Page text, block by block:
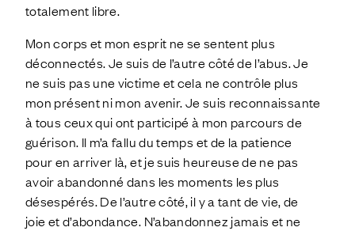
totalement libre.
Mon corps et mon esprit ne se sentent plus
déconnectés. Je suis de l’autre côté de l’abus. Je
ne suis pas une victime et cela ne contrôle plus
mon présent ni mon avenir. Je suis reconnaissante
à tous ceux qui ont participé à mon parcours de
guérison. Il m’a fallu du temps et de la patience
pour en arriver là, et je suis heureuse de ne pas
avoir abandonné dans les moments les plus
désespérés. De l’autre côté, il y a tant de vie, de
joie et d’abondance. N’abandonnez jamais et ne